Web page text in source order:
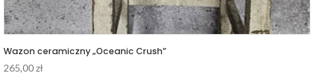
Wazon ceramiczny „Oceanic Crush”
265,00zł